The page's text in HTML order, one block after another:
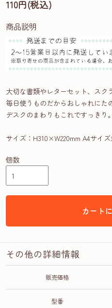
110円(税込)
商品説明
大切な書類やレターセット、スク
毎日使うものだからおしゃれにた
デスクのまわりもこれですっきり。
サイズ：H310×W220mm A4サイ
個数
カート
その他の詳細情報
販売価格
型番